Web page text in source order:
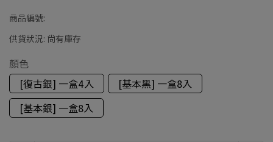
商品編號:
供貨狀況: 尚有庫存
顏色
[復古銀] 一盒4入
[基本黑] 一盒8入
[基本銀] 一盒8入